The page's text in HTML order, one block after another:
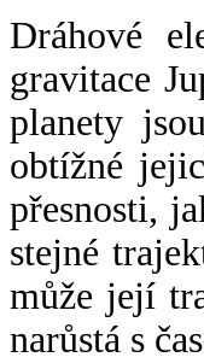
Dráhové
gravitace
planety
obtížné
přesnosti,
stejné
může její
narůstá s